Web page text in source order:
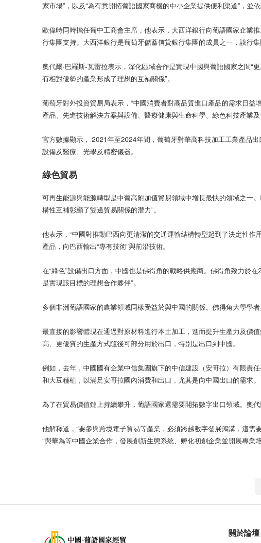
家市場”，以及“為有意開拓葡語國家商機的中小企業提供便利渠道”，並
歐偉時同時擔任葡中工商會主席，他表示，大西洋銀行向葡語國家企業
行集團支持。大西洋銀行是葡萄牙儲蓄信貸銀行集團的成員之一，該行
奧代爾·巴羅斯-瓦雷拉表示，深化區域合作是實現中國與葡語國家之間“
有相對優勢的產業形成了理想的互補關係”。
葡萄牙對外投資貿易局表示，“中國消費者對高品質進口產品的需求日
產品、先進技術解決方案與設備、醫療健康與生命科學、綠色科技產業及
官方數據顯示， 2021年至2024年間，葡萄牙對華高科技加工工業產品
設備及醫療、光學及精密儀器。
綠色貿易
可再生能源與能源轉型是中葡高附加值貿易領域中增長最快的領域之一。
構性互補彰顯了雙邊貿易關係的潛力”。
他表示，“中國對推動巴西向更清潔的交通運輸結構轉型起到了決定性
產品，向巴西輸出“專有技術”與前沿技術。
在“綠色”設備出口方面，中國也是佛得角的戰略供應商。佛得角致力於
是實現該目標的理想合作夥伴”。
多個非洲葡語國家的農業領域同樣受益於與中國的關係。佛得角大學學
最直接的影響體現在通過對原材料進行本土加工，進而提升生產力及價
高、更優質的生產方式隨後可部分用於出口，特別是出口到中國。
例如，去年，中國國有企業中信集團旗下的中信建設（安哥拉）有限責
和大豆種植，以滿足安哥拉國內消費和出口，尤其是向中國出口的需求。
為了在貿易價值鏈上持續攀升，葡語國家還需要開拓數字出口領域。奧
他解釋道，“要參與跨境電子貿易等產業，必須跨越數字發展鴻溝，這
“與華為等中國企業合作，發展創新生態系統、孵化初創企業並開展專業
關於論壇